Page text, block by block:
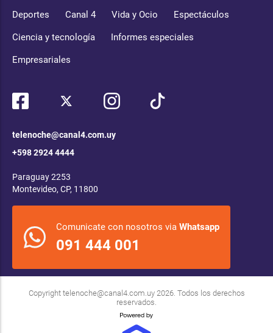
Deportes Canal 4 Vida y Ocio Espectáculos
Ciencia y tecnología Informes especiales
Empresariales
telenoche@canal4.com.uy
+598 2924 4444
Paraguay 2253
Montevideo, CP, 11800
Comunicate con nosotros via Whatsapp
091 444 001
Copyright telenoche@canal4.com.uy2026. Todos los derechos
reservados.